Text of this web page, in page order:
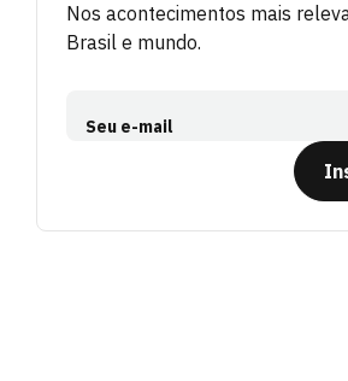
Nos acontecimentos mais
Brasil e mundo.
Seu e-mail